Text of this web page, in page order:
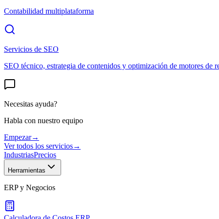
Contabilidad multiplataforma
Servicios de SEO
SEO técnico, estrategia de contenidos y optimización de motores de
Necesitas ayuda?
Habla con nuestro equipo
Empezar→
Ver todos los servicios→
IndustriasPrecios
Herramientas
ERP y Negocios